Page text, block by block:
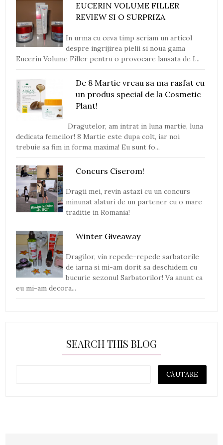
EUCERIN VOLUME FILLER
REVIEW SI O SURPRIZA
In urma cu ceva timp scriam un articol
despre ingrijirea pielii si noua gama
Eucerin Volume Filler pentru o provocare lansata de I...
De 8 Martie vreau sa ma rasfat cu
un produs special de la Cosmetic
Plant!
Dragutelor, am intrat in luna martie, luna
dedicata femeilor! 8 Martie este dupa colt, iar noi
trebuie sa fim in forma maxima! Eu sunt fo...
Concurs Ciserom!
Dragii mei, revin astazi cu un concurs
minunat alaturi de un partener cu o mare
traditie in Romania!
Winter Giveaway
Dragilor, vin repede-repede sarbatorile
de iarna si mi-am dorit sa deschidem cu
bucurie sezonul Sarbatorilor! Va anunt ca
eu mi-am decora...
SEARCH THIS BLOG